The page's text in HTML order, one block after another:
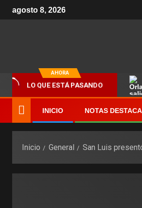
agosto 8, 2026
AHORA
LO QUE ESTÁ PASANDO
INICIO NOTAS
Inicio General San Luis